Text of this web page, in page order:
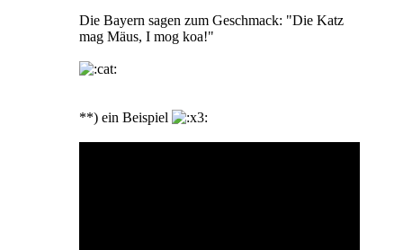
Die Bayern sagen zum Geschmack: "Die Katz
mag Mäus, I mog koa!"
**) ein Beispiel